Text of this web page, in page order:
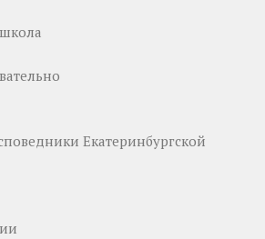
Екатеринбургской